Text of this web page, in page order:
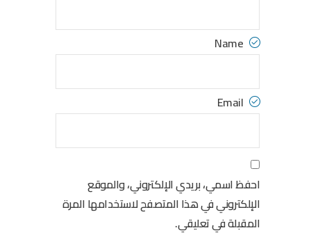
Name
Email
احفظ اسمي، بريدي الإلكتروني، والموقع
الإلكتروني في هذا المتصفح لاستخدامها المرة
المقبلة في تعليقي.